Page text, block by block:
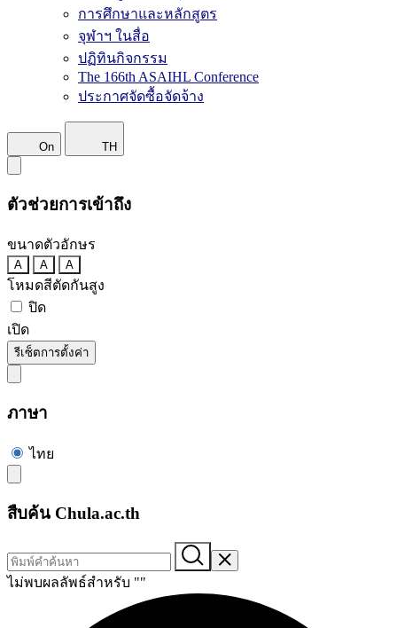
การศึกษาและหลักสูตร
จุฬาฯ ในสื่อ
ปฏิทินกิจกรรม
The 166th ASAIHL Conference
ประกาศจัดซื้อจัดจ้าง
On TH
ตัวช่วยการเข้าถึง
ขนาดตัวอักษร
A A A
โหมดสีตัดกันสูง
ปิด
เปิด
รีเซ็ตการตั้งค่า
ภาษา
ไทย
สืบค้น Chula.ac.th
ไม่พบผลลัพธ์สำหรับ ""